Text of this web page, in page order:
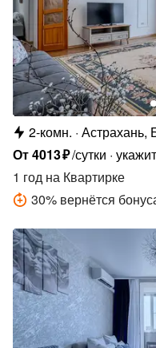
2-комн. Астрахань,
От4013₽/сутки
1 год на Квартирке
30% вернётся